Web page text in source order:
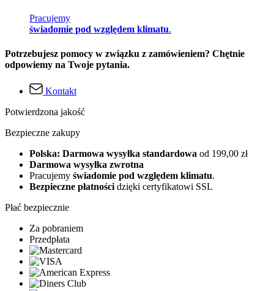
Pracujemy
świadomie pod względem klimatu.
Potrzebujesz pomocy w związku z zamówieniem? Chętnie
odpowiemy na Twoje pytania.
Kontakt
Potwierdzona jakość
Bezpieczne zakupy
Polska: Darmowa wysyłka standardowa od 199,00 zł
Darmowa wysyłka zwrotna
Pracujemy świadomie pod względem klimatu.
Bezpieczne płatności dzięki certyfikatowi SSL
Płać bezpiecznie
Za pobraniem
Przedpłata